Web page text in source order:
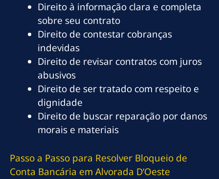
Direito à informação clara e completa
sobre seu contrato
Direito de contestar cobranças
indevidas
Direito de revisar contratos com juros
abusivos
Direito de ser tratado com respeito e
dignidade
Direito de buscar reparação por danos
morais e materiais
Passo a Passo para Resolver Bloqueio de
Conta Bancária em Alvorada D’Oeste